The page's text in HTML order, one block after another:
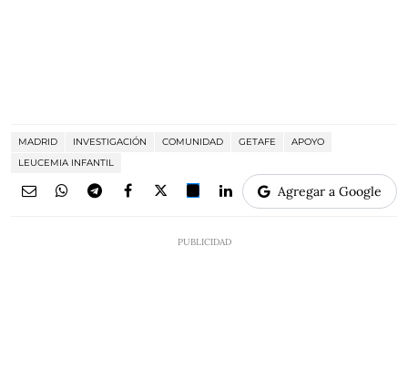
MADRID INVESTIGACIÓN COMUNIDAD GETAFE
APOYO
LEUCEMIA INFANTIL
Agregar a Google